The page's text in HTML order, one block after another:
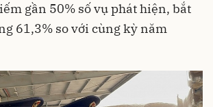
gần 50% số vụ phát hiện, bắt
61,3% so với cùng kỳ năm